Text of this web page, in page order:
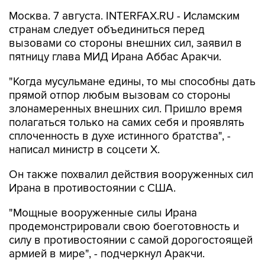
Москва. 7 августа. INTERFAX.RU - Исламским
странам следует объединиться перед
вызовами со стороны внешних сил, заявил в
пятницу глава МИД Ирана Аббас Аракчи.
"Когда мусульмане едины, то мы способны дать
прямой отпор любым вызовам со стороны
злонамеренных внешних сил. Пришло время
полагаться только на самих себя и проявлять
сплоченность в духе истинного братства", -
написал министр в соцсети Х.
Он также похвалил действия вооруженных сил
Ирана в противостоянии с США.
"Мощные вооруженные силы Ирана
продемонстрировали свою боеготовность и
силу в противостоянии с самой дорогостоящей
армией в мире", - подчеркнул Аракчи.